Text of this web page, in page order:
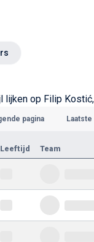
op Filip
pagina Laatste
Leeftijd Team